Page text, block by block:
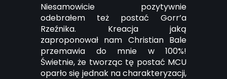
Niesamowicie pozytywnie
odebrałem też postać Gorr’a
Rzeźnika. Kreacja jaką
zaproponował nam Christian Bale
przemawia do mnie w 100%!
Świetnie, że tworząc tę postać MCU
oparło się jednak na charakteryzacji,